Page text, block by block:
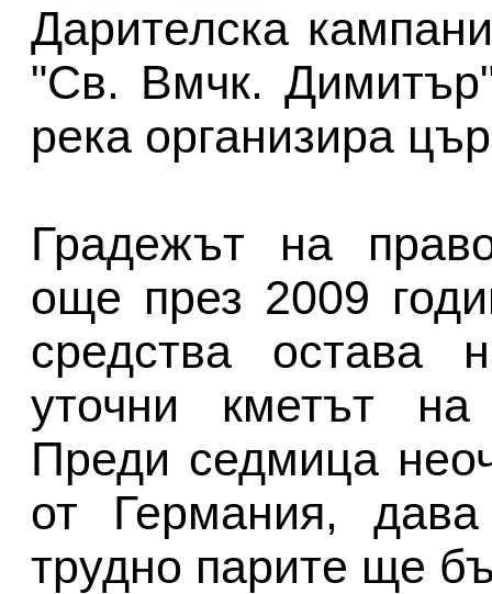
Дарителска
"Св. Вмчк.
река организира
Градежът на
още през 2009
средства остава
уточни кметът
Преди седмица
от Германия,
трудно парите ще